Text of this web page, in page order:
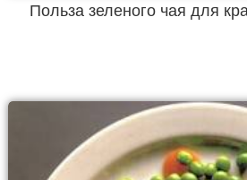
Польза зеленого чая для